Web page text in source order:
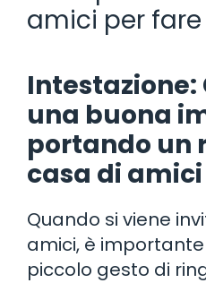
amici per
Intestazione:
una buona
portando un
casa di amici
Quando si viene
amici, è
piccolo gesto di